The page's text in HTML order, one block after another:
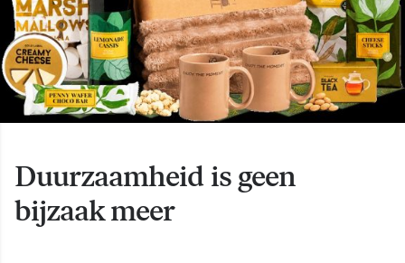
Duurzaamheid is geen
bijzaak meer